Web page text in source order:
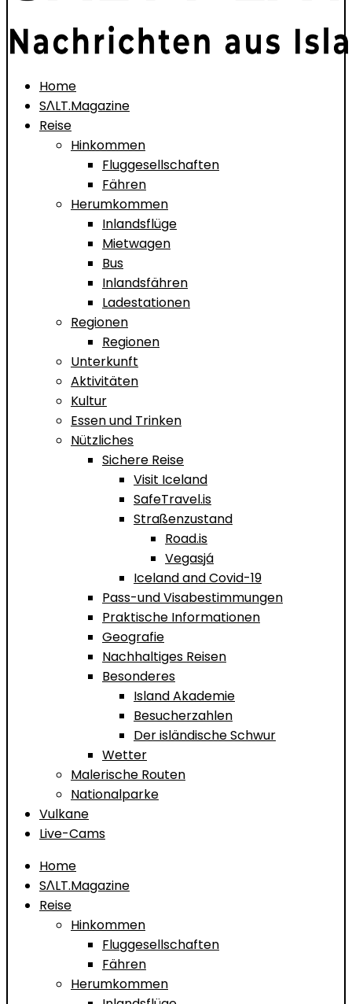
Home
SΛLT.Magazine
Reise
Hinkommen
Fluggesellschaften
Fähren
Herumkommen
Inlandsflüge
Mietwagen
Bus
Inlandsfähren
Ladestationen
Regionen
Regionen
Unterkunft
Aktivitäten
Kultur
Essen und Trinken
Nützliches
Sichere Reise
Visit Iceland
SafeTravel.is
Straßenzustand
Road.is
Vegasjá
Iceland and Covid-19
Pass-und Visabestimmungen
Praktische Informationen
Geografie
Nachhaltiges Reisen
Besonderes
Island Akademie
Besucherzahlen
Der isländische Schwur
Wetter
Malerische Routen
Nationalparke
Vulkane
Live-Cams
Home
SΛLT.Magazine
Reise
Hinkommen
Fluggesellschaften
Fähren
Herumkommen